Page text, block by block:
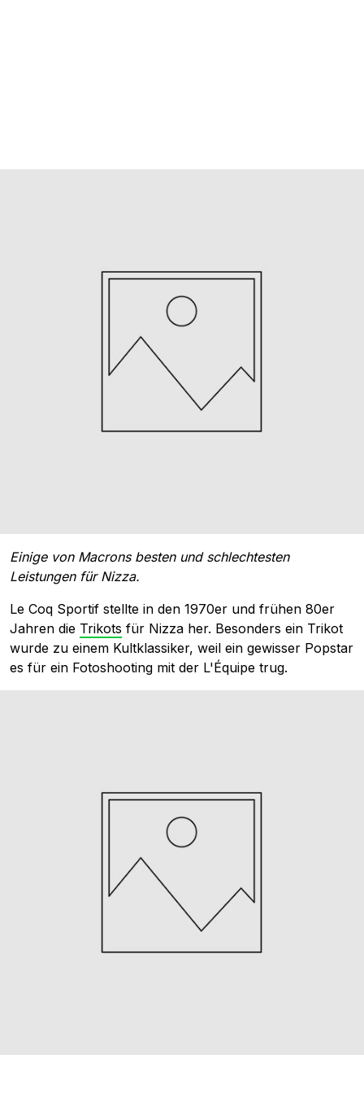
Einige von Macrons besten und schlechtesten
Leistungen für Nizza.
Le Coq Sportif stellte in den 1970er und frühen 80er
Jahren die Trikots für Nizza her. Besonders ein Trikot
wurde zu einem Kultklassiker, weil ein gewisser Popstar
es für ein Fotoshooting mit der L'Équipe trug.